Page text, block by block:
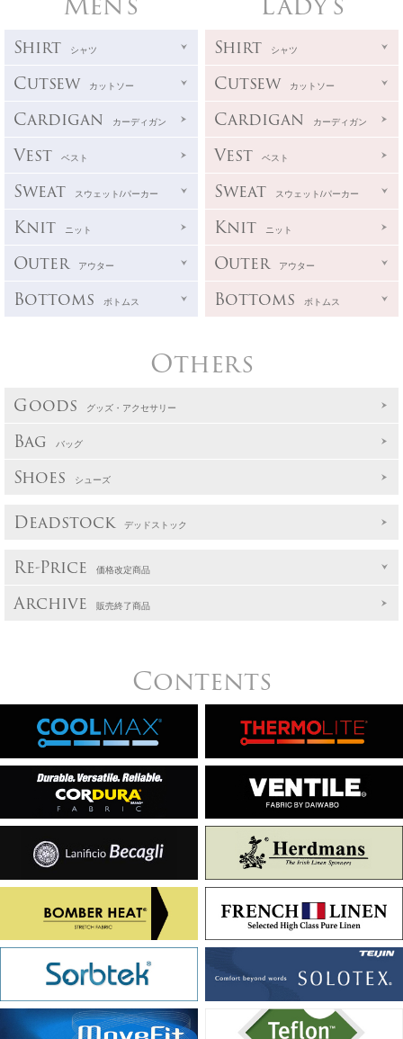
Shirt シャツ
Cutsew カットソー
Cardigan カーディガン
Vest ベスト
Sweat スウェット/パーカー
Knit ニット
Outer アウター
Bottoms ボトムス
Shirt シャツ
Cutsew カットソー
Cardigan カーディガン
Vest ベスト
Sweat スウェット/パーカー
Knit ニット
Outer アウター
Bottoms ボトムス
Others
Goods グッズ・アクセサリー
Bag バッグ
Shoes シューズ
Deadstock デッドストック
Re-Price 価格改定商品
Archive 販売終了商品
Contents